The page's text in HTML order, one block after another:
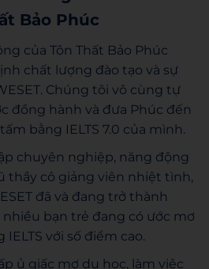
Bảo Phúc
của Tôn Thất Bảo Phúc
chất lượng đào tạo và sự
Chúng tôi vô cùng tự
đồng hành và đưa Phúc đến
bằng IELTS 7.0 của mình.
chuyên nghiệp, năng động
thầy cô giảng viên nhiệt tình,
đã và đang trở thành
bạn trẻ đang có ước mơ
với số điểm cao.
ủ giấc mơ du học, làm việc